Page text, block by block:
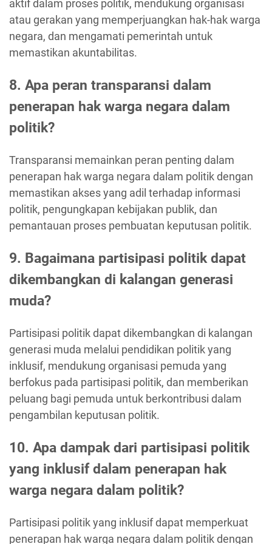
aktif dalam proses politik, mendukung organisasi
atau gerakan yang memperjuangkan hak-hak warga
negara, dan mengamati pemerintah untuk
memastikan akuntabilitas.
8. Apa peran transparansi dalam
penerapan hak warga negara dalam
politik?
Transparansi memainkan peran penting dalam
penerapan hak warga negara dalam politik dengan
memastikan akses yang adil terhadap informasi
politik, pengungkapan kebijakan publik, dan
pemantauan proses pembuatan keputusan politik.
9. Bagaimana partisipasi politik dapat
dikembangkan di kalangan generasi
muda?
Partisipasi politik dapat dikembangkan di kalangan
generasi muda melalui pendidikan politik yang
inklusif, mendukung organisasi pemuda yang
berfokus pada partisipasi politik, dan memberikan
peluang bagi pemuda untuk berkontribusi dalam
pengambilan keputusan politik.
10. Apa dampak dari partisipasi politik
yang inklusif dalam penerapan hak
warga negara dalam politik?
Partisipasi politik yang inklusif dapat memperkuat
penerapan hak warga negara dalam politik dengan